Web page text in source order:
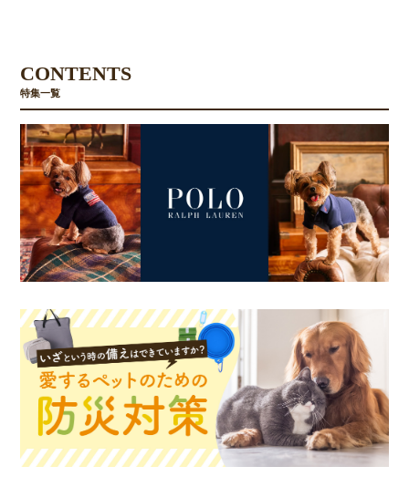
CONTENTS
特集一覧